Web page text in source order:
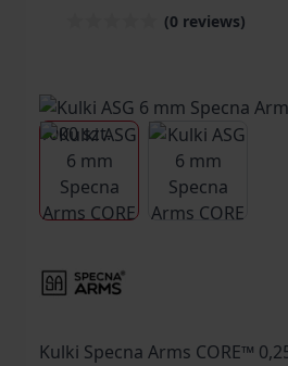
(0 reviews)
View larger imageView larger
Kulki Specna Arms CORE™